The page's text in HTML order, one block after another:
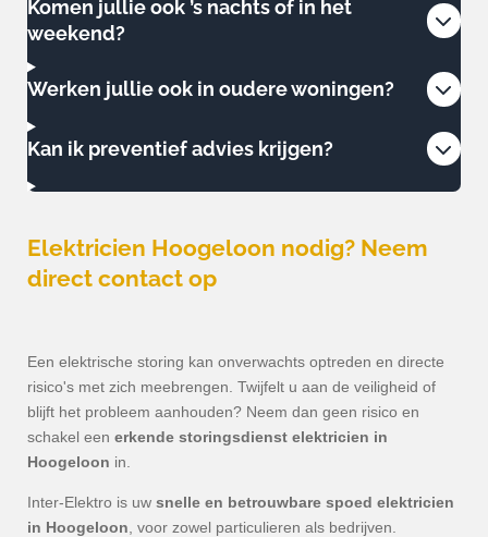
Komen jullie ook ’s nachts of in het
weekend?
Werken jullie ook in oudere woningen?
Kan ik preventief advies krijgen?
Elektricien Hoogeloon nodig? Neem
direct contact op
Een elektrische storing kan onverwachts optreden en directe
risico's met zich meebrengen. Twijfelt u aan de veiligheid of
blijft het probleem aanhouden? Neem dan geen risico en
schakel een erkende storingsdienst elektricien in
Hoogeloon in.
Inter-Elektro is uw snelle en betrouwbare spoed elektricien
in Hoogeloon , voor zowel particulieren als bedrijven.